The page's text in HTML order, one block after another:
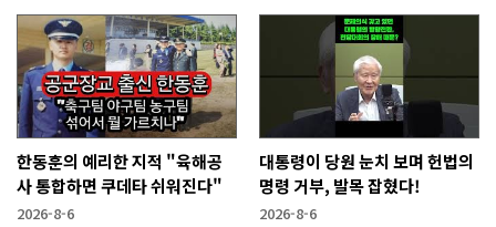
한동훈의 예리한 지적 "육해공
사 통합하면 쿠데타 쉬워진다"
2026-8-6
대통령이 당원 눈치 보며 헌법의
명령 거부, 발목 잡혔다!
2026-8-6